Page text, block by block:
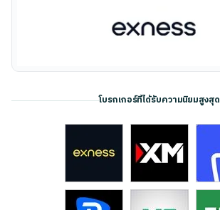
โบรกเกอร์ที่ได้รับความนิยมสูงสุด